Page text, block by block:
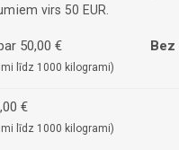
virs 50 EUR.
50,00 €
līdz 1000 kilogrami)
Bez
€
līdz 1000 kilogrami)